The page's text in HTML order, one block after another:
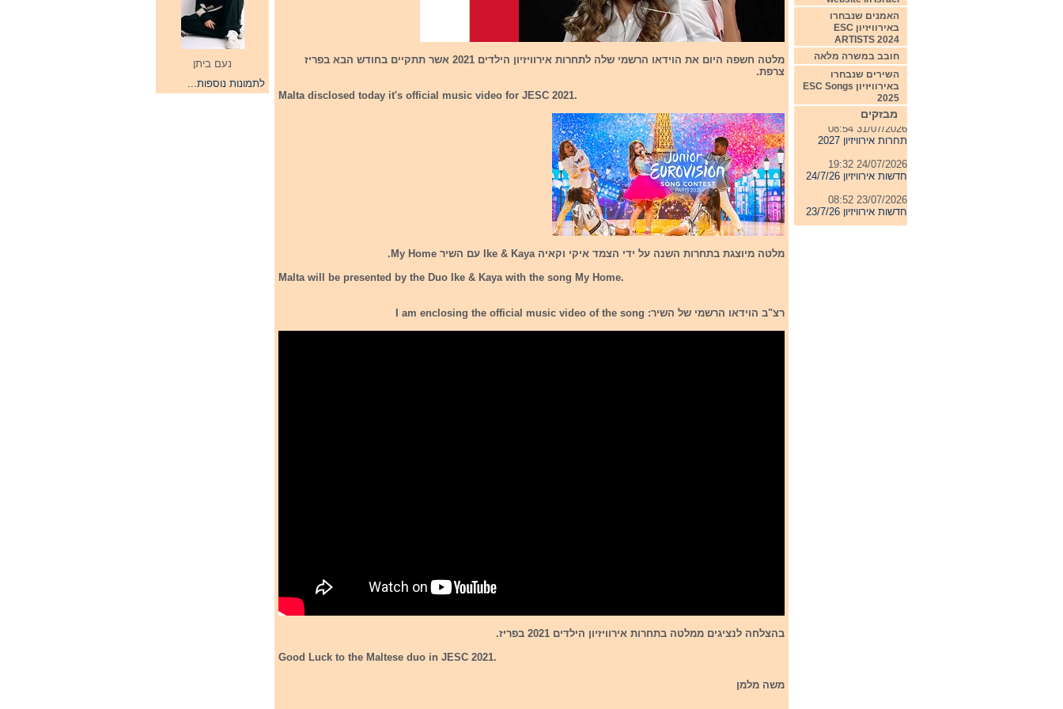
נעם ביתן
לתמונות נוספות...
מלטה חשפה היום את הוידאו הרשמי שלה לתחרות אירוויזיון הילדים 2021 אשר תתקיים בחודש הבא בפריז
צרפת.
Malta disclosed today it's official music video for JESC 2021.
מלטה מיוצגת בתחרות השנה על ידי הצמד איקי וקאיה Ike & Kaya עם השיר My Home.
Malta will be presented by the Duo Ike & Kaya with the song My Home.
רצ"ב הוידאו הרשמי של השיר: I am enclosing the official music video of the song
בהצלחה לנציגים ממלטה בתחרות אירוויזיון הילדים 2021 בפריז.
Good Luck to the Maltese duo in JESC 2021.
משה מלמן
האמנים שנבחרו
באירוויזיון ESC
ARTISTS 2024
חובב במשרה מלאה
השירים שנבחרו
באירוויזיון ESC Songs
2025
מבזקים
04/08/2026 11:06
חדשות אירוויזיון 4/8/26
31/07/2026 08:54
תחרות אירוויזיון 2027
24/07/2026 19:32
חדשות אירוויזיון 24/7/26
23/07/2026 08:52
חדשות אירוויזיון 23/7/26